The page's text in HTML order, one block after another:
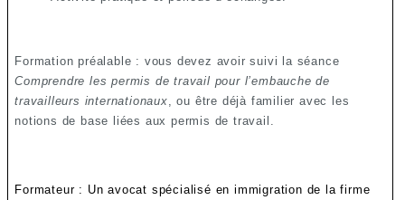
Formation préalable : vous devez avoir suivi la séance
Comprendre les permis de travail pour l’embauche de
travailleurs internationaux, ou être déjà familier avec les
notions de base liées aux permis de travail.
Formateur : Un avocat spécialisé en immigration de la firme